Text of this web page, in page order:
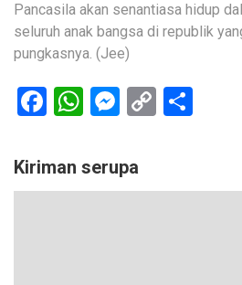
Pancasila akan senantiasa hidup
seluruh anak bangsa di republik
pungkasnya. (Jee)
Facebook
WhatsApp
Copy
Kiriman serupa